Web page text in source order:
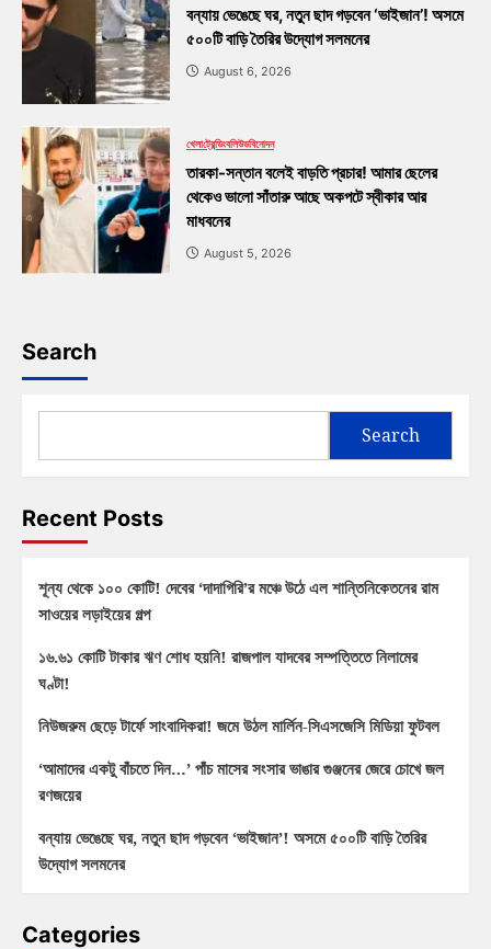
বন্যায় ভেঙেছে ঘর, নতুন ছাদ গড়বেন ‘ভাইজান’! অসমে
৫০০টি বাড়ি তৈরির উদ্যোগ সলমনের
August 6, 2026
খেলাট্রেন্ডিংবলিউডবিনোদন
তারকা-সন্তান বলেই বাড়তি প্রচার! আমার ছেলের
থেকেও ভালো সাঁতারু আছে অকপটে স্বীকার আর
মাধবনের
August 5, 2026
Search
Search
Recent Posts
শূন্য থেকে ১০০ কোটি! দেবের ‘দাদাগিরি’র মঞ্চে উঠে এল শান্তিনিকেতনের রাম
সাওয়ের লড়াইয়ের গল্প
১৬.৬১ কোটি টাকার ঋণ শোধ হয়নি! রাজপাল যাদবের সম্পত্তিতে নিলামের
ঘণ্টা!
নিউজরুম ছেড়ে টার্ফে সাংবাদিকরা! জমে উঠল মার্লিন-সিএসজেসি মিডিয়া ফুটবল
‘আমাদের একটু বাঁচতে দিন…’ পাঁচ মাসের সংসার ভাঙার গুঞ্জনের জেরে চোখে জল
রণজয়ের
বন্যায় ভেঙেছে ঘর, নতুন ছাদ গড়বেন ‘ভাইজান’! অসমে ৫০০টি বাড়ি তৈরির
উদ্যোগ সলমনের
Categories